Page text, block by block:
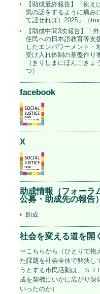
【助成最終報告】「例え
気の話をするように痛み
て話せれば）2025」（
【助成中間3次報告】「
住民への日本語教育等支
したエンパワーメント・
受け入れ体制の基盤作り
（きりしまにほんごきょ
つ）
facebook
X
助成情報（フォーラ
公募・助成先の報告）
助成
社会を変える道を開
⇒こちらから（ひとりで抱
た課題を社会全体で解決し
うとする市民活動は、ＳＪ
成を契機にいかに広がり深
いったのか）